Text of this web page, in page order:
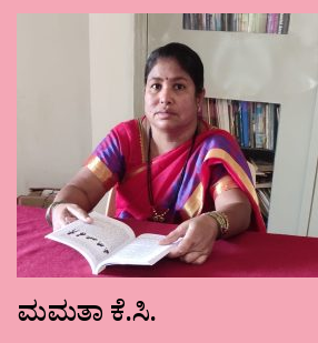
ಮಮತಾ ಕೆ.ಸಿ.